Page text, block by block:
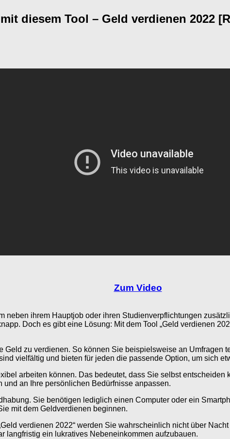
diesem Tool – Geld verdienen 2022
Zum Video
neben ihrem Hauptjob oder ihren Studienverpflichtungen
Doch es gibt eine Lösung: Mit dem Tool „Geld verdienen
zu verdienen. So können Sie beispielsweise an Umfragen
vielfältig und bieten für jeden die passende Option, um sich
arbeiten können. Das bedeutet, dass Sie selbst
und an Ihre persönlichen Bedürfnisse anpassen.
Sie benötigen lediglich einen Computer oder ein
mit dem Geldverdienen beginnen.
verdienen 2022“ werden Sie wahrscheinlich nicht über
langfristig ein lukratives Nebeneinkommen aufzubauen.